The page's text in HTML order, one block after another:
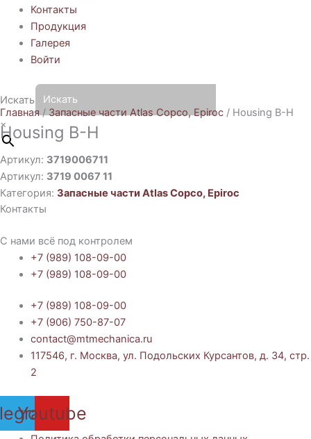
Контакты
Продукция
Галерея
Войти
Искать
×
Главная / Запасные части Atlas Copco, Epiroc / Housing B-H
Housing B-H
Артикул: 3719006711
Артикул: 3719 0067 11
Категория: Запасные части Atlas Copco, Epiroc
Контакты
С нами всё под контролем
+7 (989) 108-09-00
+7 (989) 108-09-00
+7 (989) 108-09-00
+7 (906) 750-87-07
contact@mtmechanica.ru
117546, г. Москва, ул. Подольских Курсантов, д. 34, стр.
2
Youtube